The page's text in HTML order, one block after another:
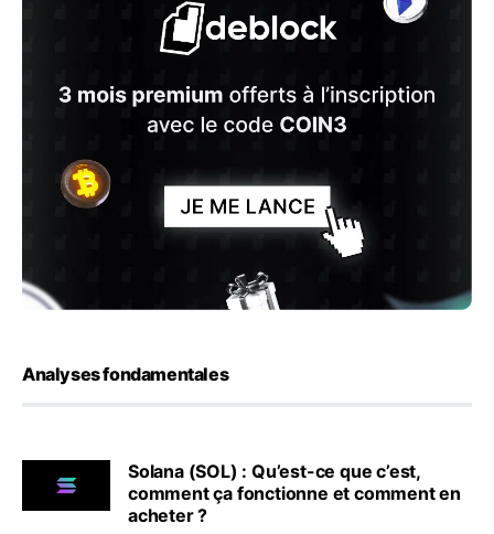
Analyses fondamentales
Solana (SOL) : Qu’est-ce que c’est,
comment ça fonctionne et comment en
acheter ?